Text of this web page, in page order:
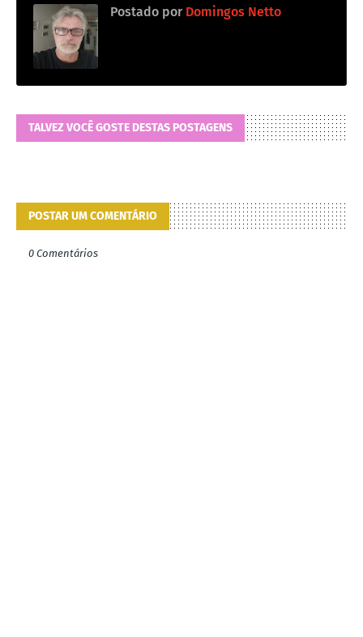
Postado por Domingos Netto
TALVEZ VOCÊ GOSTE DESTAS POSTAGENS
POSTAR UM COMENTÁRIO
0 Comentários